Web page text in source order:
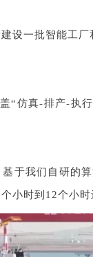
设一批智能工
“仿真-排产-执
基于我们自研的
小时到12个小时